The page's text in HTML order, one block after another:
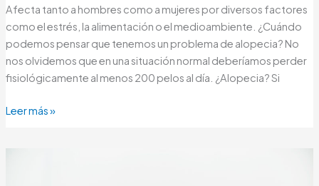
Afecta tanto a hombres como a mujeres por diversos factores
como el estrés, la alimentación o el medioambiente. ¿Cuándo
podemos pensar que tenemos un problema de alopecia? No
nos olvidemos que en una situación normal deberíamos perder
fisiológicamente al menos 200 pelos al día. ¿Alopecia? Si
Leer más »